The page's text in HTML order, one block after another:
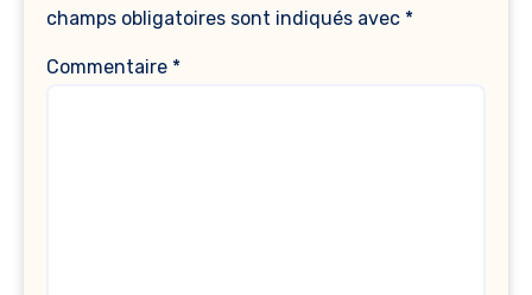
champs obligatoires sont indiqués avec *
Commentaire *